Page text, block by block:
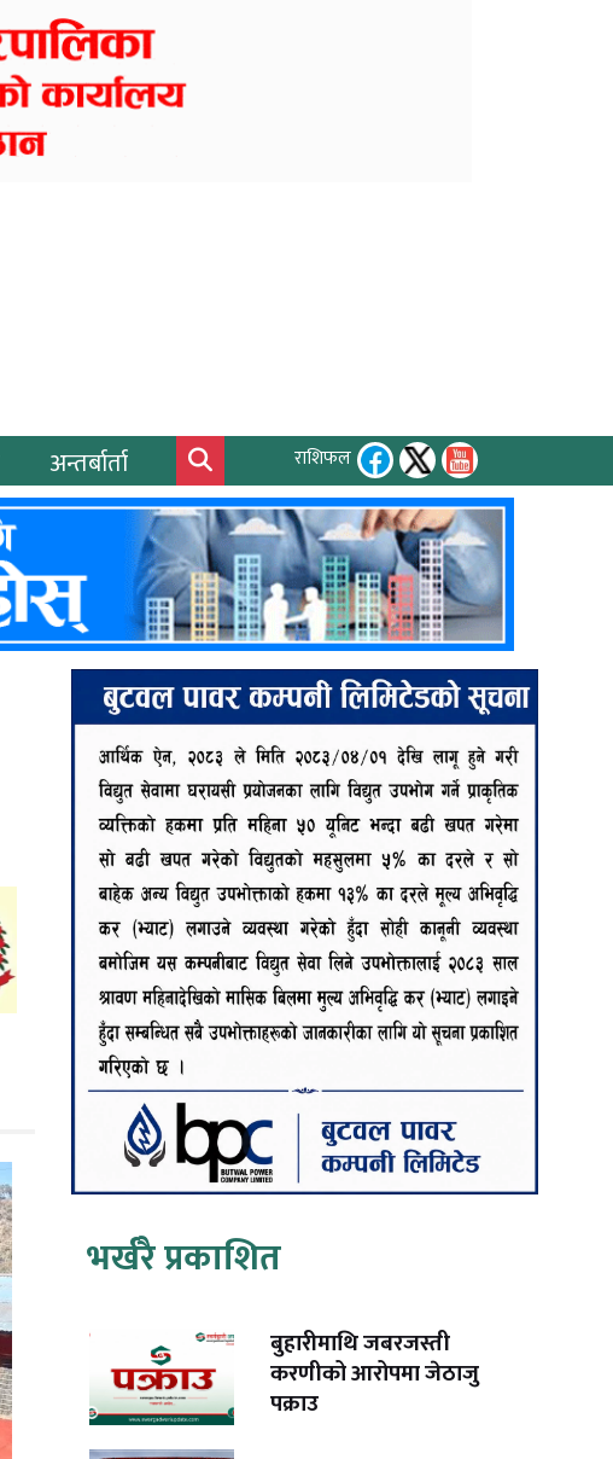
अन्तर्बार्ता राशिफल
भर्खरै प्रकाशित
बुहारीमाथि जबरजस्ती
करणीको आरोपमा जेठाजु
पक्राउ